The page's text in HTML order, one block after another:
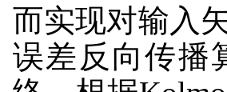
而实现对输入
误差反向传播